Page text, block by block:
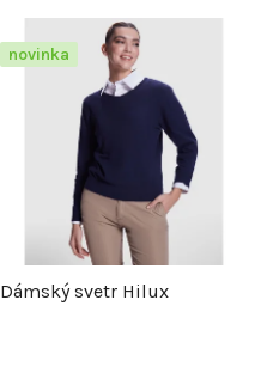
novinka
Dámský svetr Hilux